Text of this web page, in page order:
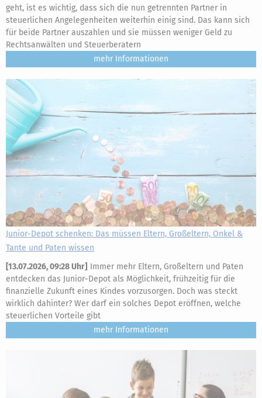
geht, ist es wichtig, dass sich die nun getrennten Partner in
steuerlichen Angelegenheiten weiterhin einig sind. Das kann sich
für beide Partner auszahlen und sie müssen weniger Geld zu
Rechtsanwälten und Steuerberatern
mehr
Junior-Depot schenken: Das müssen Eltern, Großeltern, Onkel &
Tante und Paten wissen
[13.07.2026, 09:28 Uhr] Immer mehr Eltern, Großeltern und Paten
entdecken das Junior-Depot als Möglichkeit, frühzeitig für die
finanzielle Zukunft eines Kindes vorzusorgen. Doch was steckt
wirklich dahinter? Wer darf ein solches Depot eröffnen, welche
steuerlichen Vorteile gibt
mehr